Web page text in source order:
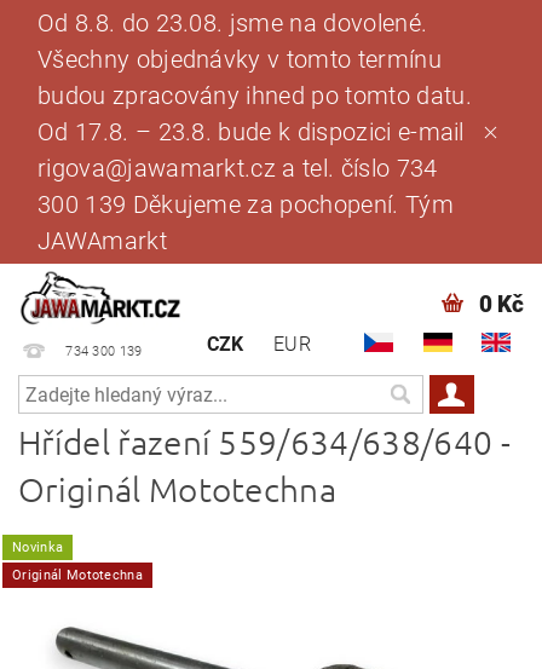
Od 8.8. do 23.08. jsme na dovolené.
Všechny objednávky v tomto termínu
budou zpracovány ihned po tomto datu.
Od 17.8. – 23.8. bude k dispozici e-mail
rigova@jawamarkt.cz a tel. číslo 734
300 139 Děkujeme za pochopení. Tým
JAWAmarkt
734 300 139 CZK EUR
0 Kč
Hřídel řazení 559/634/638/640 -
Originál Mototechna
Novinka
Originál Mototechna